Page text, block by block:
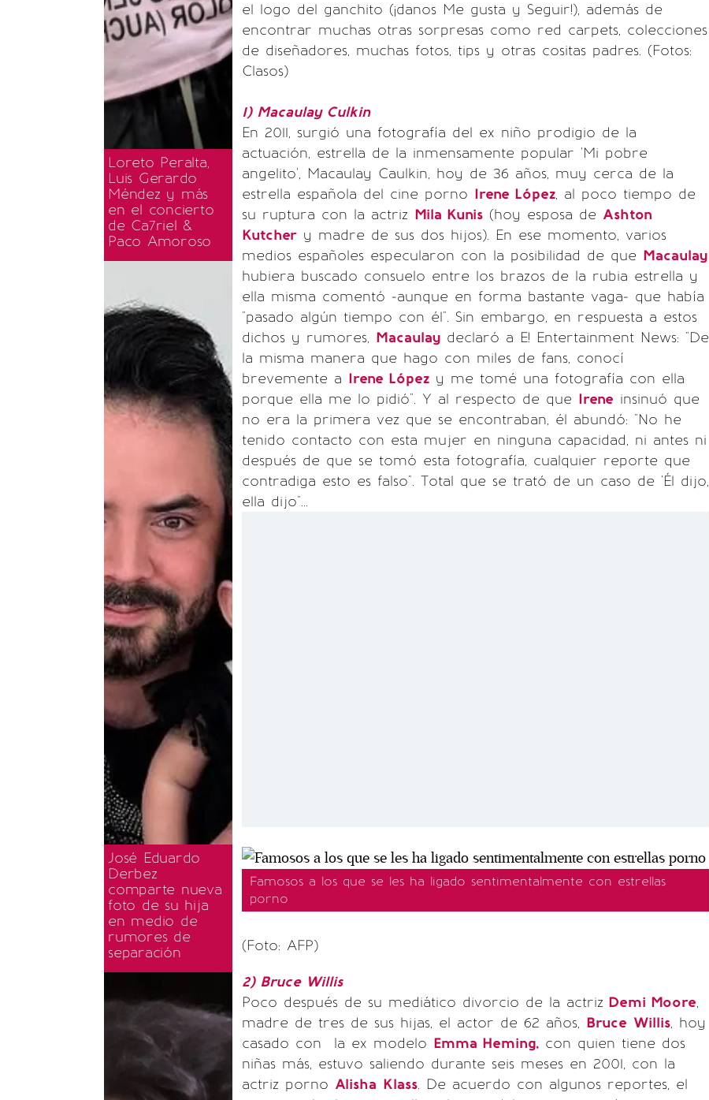
Loreto Peralta,
Luis Gerardo
Méndez y más
en el concierto
de Ca7riel &
Paco Amoroso
José Eduardo
Derbez
comparte nueva
foto de su hija
en medio de
rumores de
separación
el logo del ganchito (¡danos Me gusta y Seguir!), además de
encontrar muchas otras sorpresas como red carpets, colecciones
de diseñadores, muchas fotos, tips y otras cositas padres. (Fotos:
Clasos)
1) Macaulay Culkin
En 2011, surgió una fotografía del ex niño prodigio de la
actuación, estrella de la inmensamente popular 'Mi pobre
angelito', Macaulay Caulkin, hoy de 36 años, muy cerca de la
estrella española del cine porno Irene López, al poco tiempo de
su ruptura con la actriz Mila Kunis (hoy esposa de Ashton
Kutcher y madre de sus dos hijos). En ese momento, varios
medios españoles especularon con la posibilidad de que Macaulay
hubiera buscado consuelo entre los brazos de la rubia estrella y
ella misma comentó -aunque en forma bastante vaga- que había
"pasado algún tiempo con él". Sin embargo, en respuesta a estos
dichos y rumores, Macaulay declaró a E! Entertainment News: "De
la misma manera que hago con miles de fans, conocí
brevemente a Irene López y me tomé una fotografía con ella
porque ella me lo pidió". Y al respecto de que Irene insinuó que
no era la primera vez que se encontraban, él abundó: "No he
tenido contacto con esta mujer en ninguna capacidad, ni antes ni
después de que se tomó esta fotografía, cualquier reporte que
contradiga esto es falso". Total que se trató de un caso de 'Él dijo,
ella dijo"...
Famosos a los que se les ha ligado sentimentalmente con estrellas
porno
(Foto: AFP)
2) Bruce Willis
Poco después de su mediático divorcio de la actriz Demi Moore,
madre de tres de sus hijas, el actor de 62 años, Bruce Willis, hoy
casado con la ex modelo Emma Heming, con quien tiene dos
niñas más, estuvo saliendo durante seis meses en 2001, con la
actriz porno Alisha Klass. De acuerdo con algunos reportes, el